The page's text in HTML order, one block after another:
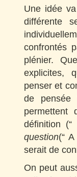
Une idée
différente
confrontés
plénier.
explicites,
penser et
de pensée
permettent
définition
question(“
serait de
On peut